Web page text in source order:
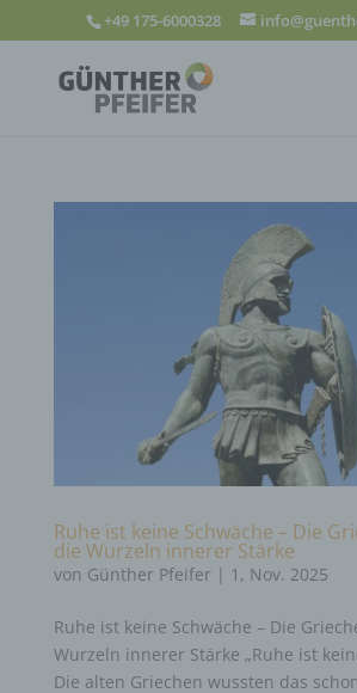
+49 175-6000328
Ruhe ist keine Schwäche – Die
die Wurzeln innerer Stärke
von Günther Pfeifer| 1, Nov. 2025
Ruhe ist keine Schwäche – Die
Wurzeln innerer Stärke „Ruhe ist
Die alten Griechen wussten das